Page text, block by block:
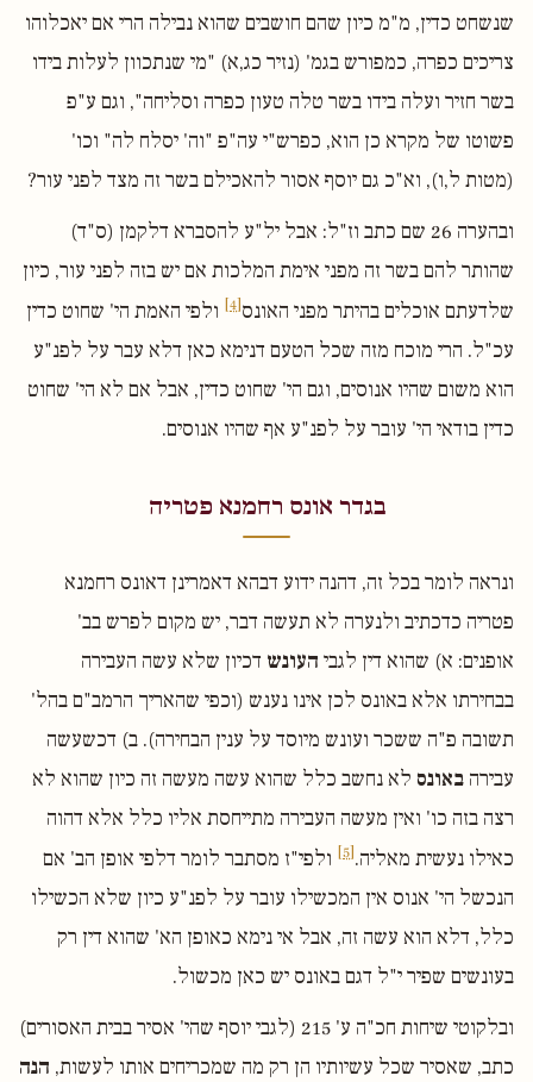
שנשחט כדין, מ"מ כיון שהם חושבים שהוא נבילה הרי אם יאכלוהו
צריכים כפרה, כמפורש בגמ' (נזיר כג,א) "מי שנתכוון לעלות בידו
בשר חזיר ועלה בידו בשר טלה טעון כפרה וסליחה", וגם ע"פ
פשוטו של מקרא כן הוא, כפרש"י עה"פ "וה' יסלח לה" וכו'
(מטות ל,ו), וא"כ גם יוסף אסור להאכילם בשר זה מצד לפני עור?
ובהערה 26 שם כתב וז"ל: אבל יל"ע להסברא דלקמן (ס"ד)
שהותר להם בשר זה מפני אימת המלכות אם יש בזה לפני עור, כיון
שלדעתם אוכלים בהיתר מפני האונס[4]
ולפי האמת הי' שחוט כדין
עכ"ל. הרי מוכח מזה שכל הטעם דנימא כאן דלא עבר על לפנ"ע
הוא משום שהיו אנוסים, וגם הי' שחוט כדין, אבל אם לא הי' שחוט
כדין בודאי הי' עובר על לפנ"ע אף שהיו אנוסים.
בגדר אונס רחמנא פטריה
ונראה לומר בכל זה, דהנה ידוע דבהא דאמרינן דאונס רחמנא
פטריה כדכתיב ולנערה לא תעשה דבר, יש מקום לפרש בב'
אופנים: א) שהוא דין לגבי העונש דכיון שלא עשה העבירה
בבחירתו אלא באונס לכן אינו נענש (וכפי שהאריך הרמב"ם בהל'
תשובה פ"ה ששכר ועונש מיוסד על ענין הבחירה). ב) דכשעשה
עבירה באונס לא נחשב כלל שהוא עשה מעשה זה כיון שהוא לא
רצה בזה כו' ואין מעשה העבירה מתייחסת אליו כלל אלא דהוה
כאילו נעשית מאליה.[5]
ולפי"ז מסתבר לומר דלפי אופן הב' אם
הנכשל הי' אנוס אין המכשילו עובר על לפנ"ע כיון שלא הכשילו
כלל, דלא הוא עשה זה, אבל אי נימא כאופן הא' שהוא דין רק
בעונשים שפיר י"ל דגם באונס יש כאן מכשול.
ובלקוטי שיחות חכ"ה ע' 215 (לגבי יוסף שהי' אסיר בבית האסורים)
כתב, שאסיר שכל עשיותיו הן רק מה שמכריחים אותו לעשות, הנה